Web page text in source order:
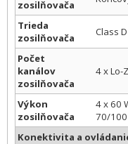
zosilňovača
Trieda
zosilňovača
Class D
Počet
kanálov
zosilňovača
4 x Lo-
Výkon
zosilňovača
4 x 60
70/100
Konektivita a